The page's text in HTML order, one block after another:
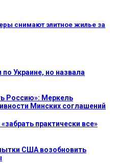
снимают элитное жилье за
Украине, но назвала
Россию»: Меркель
Минских соглашений
практически все»
США возобновить